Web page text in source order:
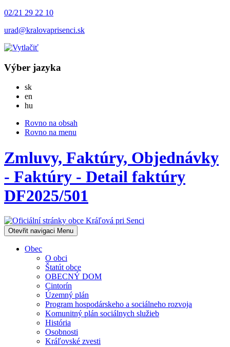
02/21 29 22 10
urad@kralovaprisenci.sk
Výber jazyka
skSlovensky
en
hu
Rovno na obsah
Rovno na menu
Zmluvy, Faktúry, Objednávky
- Faktúry - Detail faktúry
DF2025/501
Otevřit navigaci Menu
Obec
O obci
Štatút obce
OBECNÝ DOM
Cintorín
Územný plán
Program hospodárskeho a sociálneho rozvoja
Komunitný plán sociálnych služieb
História
Osobnosti
Kráľovské zvesti